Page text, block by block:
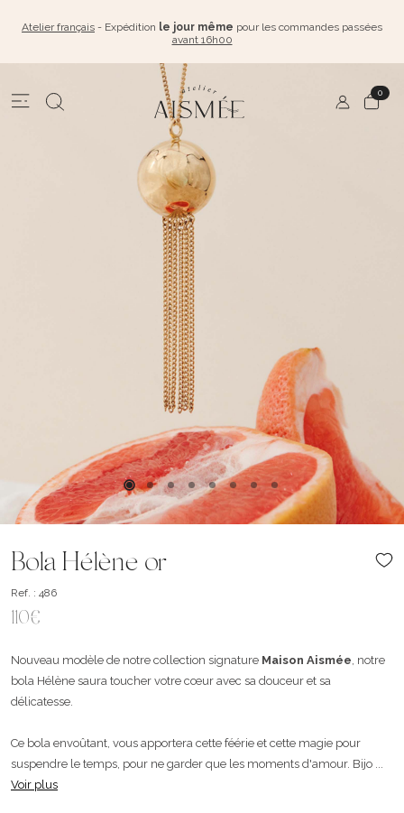
Atelier français - Expédition le jour même pour les commandes passées
avant 16h00
0
Bola Hélène or
Ref. : 486
110€
Nouveau modèle de notre collection signature Maison Aismée, notre
bola Hélène saura toucher votre cœur avec sa douceur et sa
délicatesse.
Ce bola envoûtant, vous apportera cette féérie et cette magie pour
suspendre le temps, pour ne garder que les moments d'amour. Bijo ...
Voir plus